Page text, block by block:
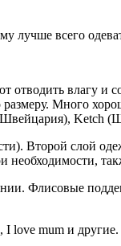
всего
влагу и
Много
Ketch
Второй слой
Флисовые
love mum и другие.